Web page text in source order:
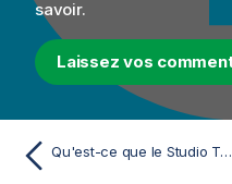
savoir.
Laissez vos
Qu'est-ce que le Studio Talend ?